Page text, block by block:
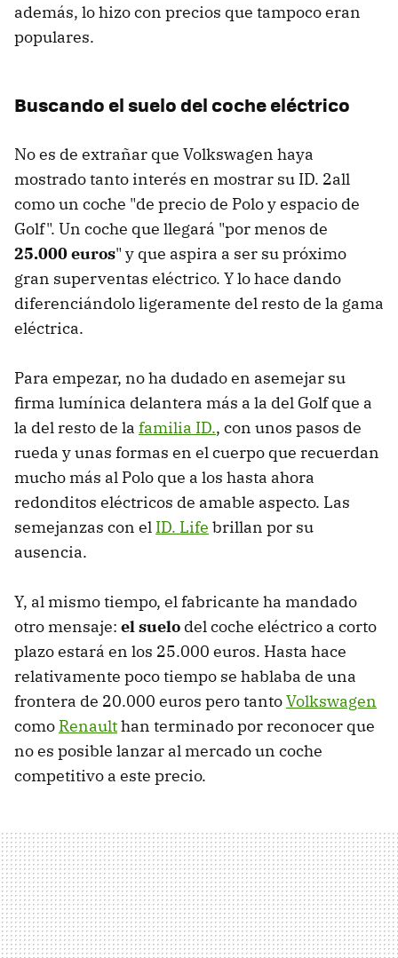
además, lo hizo con precios que tampoco eran
populares.
Buscando el suelo del coche eléctrico
No es de extrañar que Volkswagen haya
mostrado tanto interés en mostrar su ID. 2all
como un coche "de precio de Polo y espacio de
Golf". Un coche que llegará "por menos de
25.000 euros" y que aspira a ser su próximo
gran superventas eléctrico. Y lo hace dando
diferenciándolo ligeramente del resto de la gama
eléctrica.
Para empezar, no ha dudado en asemejar su
firma lumínica delantera más a la del Golf que a
la del resto de la familia ID., con unos pasos de
rueda y unas formas en el cuerpo que recuerdan
mucho más al Polo que a los hasta ahora
redonditos eléctricos de amable aspecto. Las
semejanzas con el ID. Life brillan por su
ausencia.
Y, al mismo tiempo, el fabricante ha mandado
otro mensaje: el suelo del coche eléctrico a corto
plazo estará en los 25.000 euros. Hasta hace
relativamente poco tiempo se hablaba de una
frontera de 20.000 euros pero tantoVolkswagen
como Renaulthan terminado por reconocer que
no es posible lanzar al mercado un coche
competitivo a este precio.